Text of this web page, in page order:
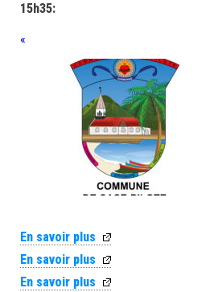
15h35:
«
En savoir plus
En savoir plus
En savoir plus